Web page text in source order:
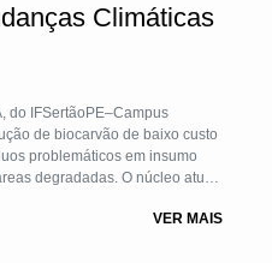
Climáticas
do IFSertãoPE–Campus
de biocarvão de baixo custo
problemáticos em insumo
degradadas. O núcleo atua
VER MAIS